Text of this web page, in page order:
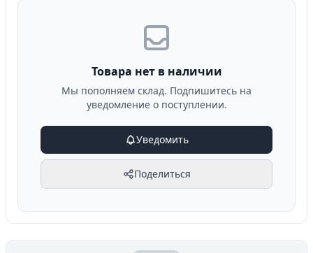
Товара нет в наличии
Мы пополняем склад. Подпишитесь на
уведомление о поступлении.
Уведомить
Поделиться